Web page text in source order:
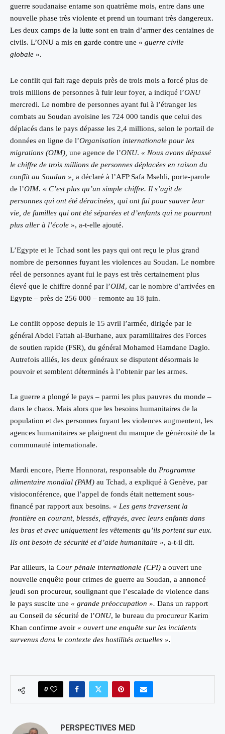
guerre soudanaise entame son quatrième mois, entre dans une
nouvelle phase très violente et prend un tournant très dangereux.
Les deux camps de la lutte sont en train d’armer des centaines de
civils. L’ONU a mis en garde contre une « guerre civile
globale ».
Le conflit qui fait rage depuis près de trois mois a forcé plus de
trois millions de personnes à fuir leur foyer, a indiqué l’ONU
mercredi. Le nombre de personnes ayant fui à l’étranger les
combats au Soudan avoisine les 724 000 tandis que celui des
déplacés dans le pays dépasse les 2,4 millions, selon le portail de
données en ligne de l’Organisation internationale pour les
migrations (OIM), une agence de l’ONU. « Nous avons dépassé
le chiffre de trois millions de personnes déplacées en raison du
conflit au Soudan », a déclaré à l’AFP Safa Msehli, porte-parole
de l’OIM. « C’est plus qu’un simple chiffre. Il s’agit de
personnes qui ont été déracinées, qui ont fui pour sauver leur
vie, de familles qui ont été séparées et d’enfants qui ne pourront
plus aller à l’école », a-t-elle ajouté.
L’Egypte et le Tchad sont les pays qui ont reçu le plus grand
nombre de personnes fuyant les violences au Soudan. Le nombre
réel de personnes ayant fui le pays est très certainement plus
élevé que le chiffre donné par l’OIM, car le nombre d’arrivées en
Egypte – près de 256 000 – remonte au 18 juin.
Le conflit oppose depuis le 15 avril l’armée, dirigée par le
général Abdel Fattah al-Burhane, aux paramilitaires des Forces
de soutien rapide (FSR), du général Mohamed Hamdane Daglo.
Autrefois alliés, les deux généraux se disputent désormais le
pouvoir et semblent déterminés à l’obtenir par les armes.
La guerre a plongé le pays – parmi les plus pauvres du monde –
dans le chaos. Mais alors que les besoins humanitaires de la
population et des personnes fuyant les violences augmentent, les
agences humanitaires se plaignent du manque de générosité de la
communauté internationale.
Mardi encore, Pierre Honnorat, responsable du Programme
alimentaire mondial (PAM) au Tchad, a expliqué à Genève, par
visioconférence, que l’appel de fonds était nettement sous-
financé par rapport aux besoins. « Les gens traversent la
frontière en courant, blessés, effrayés, avec leurs enfants dans
les bras et avec uniquement les vêtements qu’ils portent sur eux.
Ils ont besoin de sécurité et d’aide humanitaire », a-t-il dit.
Par ailleurs, la Cour pénale internationale (CPI) a ouvert une
nouvelle enquête pour crimes de guerre au Soudan, a annoncé
jeudi son procureur, soulignant que l’escalade de violence dans
le pays suscite une « grande préoccupation ». Dans un rapport
au Conseil de sécurité de l’ONU, le bureau du procureur Karim
Khan confirme avoir « ouvert une enquête sur les incidents
survenus dans le contexte des hostilités actuelles ».
0
PERSPECTIVES MED